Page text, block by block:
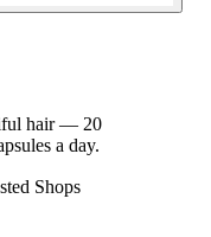
hair — 20
a day.
Shops